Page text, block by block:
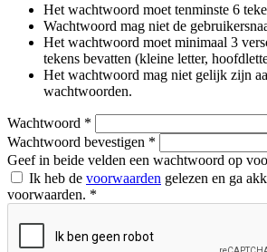
Het wachtwoord moet tenminste 6
Wachtwoord mag niet de
Het wachtwoord moet minimaal 3
tekens bevatten (kleine letter,
Het wachtwoord mag niet gelijk zijn
wachtwoorden.
Wachtwoord *
Wachtwoord bevestigen *
Geef in beide velden een wachtwoord op
Ik heb de voorwaarden gelezen en ga
voorwaarden. *